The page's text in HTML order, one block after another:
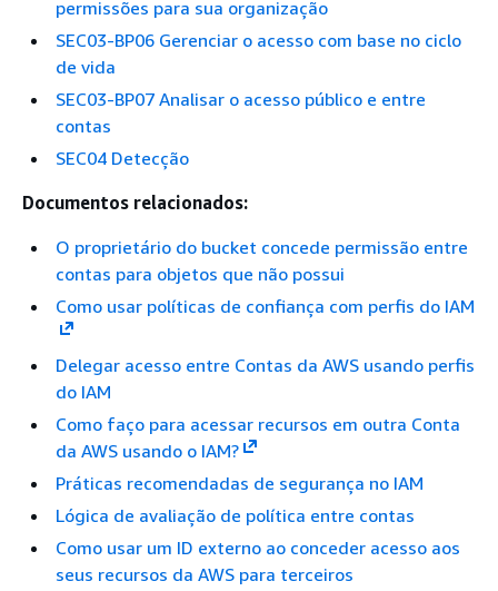
permissões para sua organização
SEC03-BP06 Gerenciar o acesso com base no ciclo
de vida
SEC03-BP07 Analisar o acesso público e entre
contas
SEC04 Detecção
Documentos relacionados:
O proprietário do bucket concede permissão entre
contas para objetos que não possui
Como usar políticas de confiança com perfis do IAM
Delegar acesso entre Contas da AWS usando perfis
do IAM
Como faço para acessar recursos em outra Conta
da AWS usando o IAM?
Práticas recomendadas de segurança no IAM
Lógica de avaliação de política entre contas
Como usar um ID externo ao conceder acesso aos
seus recursos da AWS para terceiros